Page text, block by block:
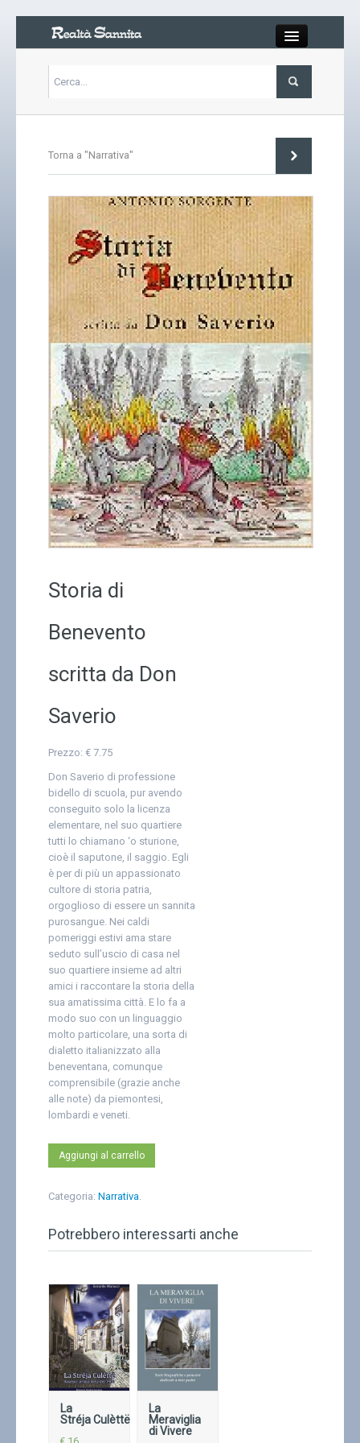
Gallery
Carrello
Chi siamo
Abbonarsi
Contatti
Torna a "Narrativa"
Storia di
Benevento
scritta da Don
Saverio
Prezzo: € 7.75
Don Saverio di professione
bidello di scuola, pur avendo
conseguito solo la licenza
elementare, nel suo quartiere
tutti lo chiamano ‘o sturione,
cioè il saputone, il saggio. Egli
è per di più un appassionato
cultore di storia patria,
orgoglioso di essere un sannita
purosangue. Nei caldi
pomeriggi estivi ama stare
seduto sull’uscio di casa nel
suo quartiere insieme ad altri
amici i raccontare la storia della
sua amatissima città. E lo fa a
modo suo con un linguaggio
molto particolare, una sorta di
dialetto italianizzato alla
beneventana, comunque
comprensibile (grazie anche
alle note) da piemontesi,
lombardi e veneti.
Aggiungi al carrello
Categoria: Narrativa
Potrebbero interessarti anche
La
StréjaCulèttë
La
Meraviglia
di Vivere